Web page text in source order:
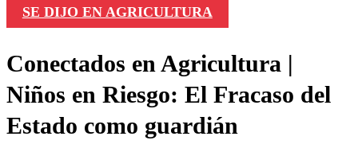
SE DIJO EN AGRICULTURA
Conectados en Agricultura |
Niños en Riesgo: El Fracaso del
Estado como guardián